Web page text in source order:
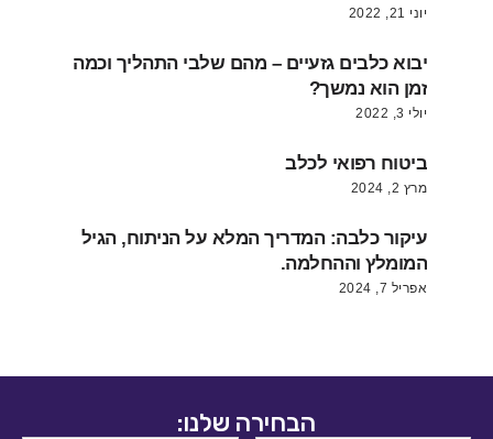
יבוא כלבים גזעיים – מהם שלבי התהליך וכמה
זמן הוא נמשך?
ביטוח רפואי לכלב
עיקור כלבה: המדריך המלא על הניתוח, הגיל
המומלץ וההחלמה.
הבחירה שלנו: